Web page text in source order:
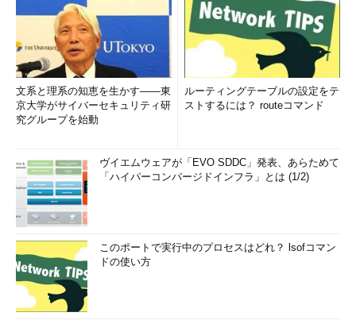
文系と理系の知恵を生かす――東
京大学がサイバーセキュリティ研
究グループを始動
ルーティングテーブルの設定をテ
ストするには？ routeコマンド
ヴイエムウェアが「EVO SDDC」発表、あらためて
「ハイパーコンバージドインフラ」とは (1/2)
このポートで実行中のプロセスはどれ？ lsofコマン
ドの使い方